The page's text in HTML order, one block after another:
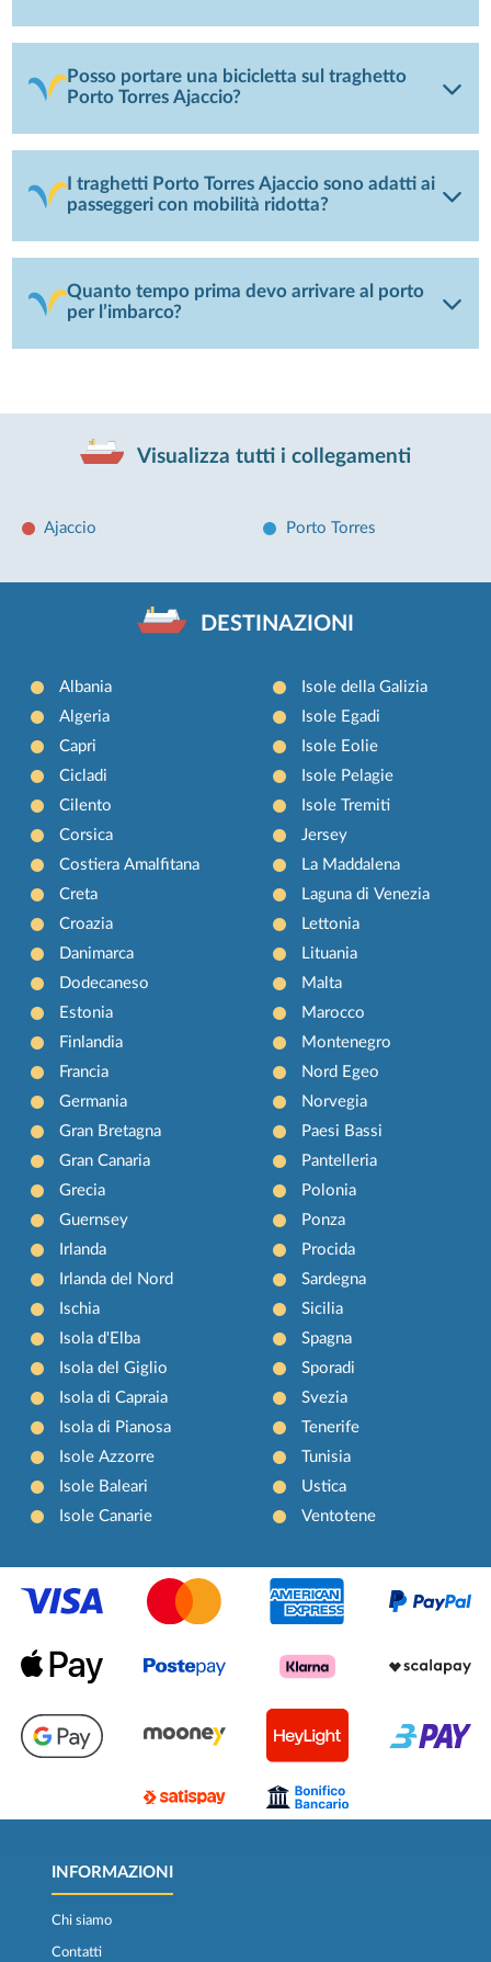
Posso portare una bicicletta sul traghetto
Porto Torres Ajaccio?
I traghetti Porto Torres Ajaccio sono adatti ai
passeggeri con mobilità ridotta?
Quanto tempo prima devo arrivare al porto
per l’imbarco?
Visualizza tutti i collegamenti
Ajaccio Porto Torres
DESTINAZIONI
Albania
Algeria
Capri
Cicladi
Cilento
Corsica
Costiera Amalfitana
Creta
Croazia
Danimarca
Dodecaneso
Estonia
Finlandia
Francia
Germania
Gran Bretagna
Gran Canaria
Grecia
Guernsey
Irlanda
Irlanda del Nord
Ischia
Isola d'Elba
Isola del Giglio
Isola di Capraia
Isola di Pianosa
Isole Azzorre
Isole Baleari
Isole Canarie
Isole della Galizia
Isole Egadi
Isole Eolie
Isole Pelagie
Isole Tremiti
Jersey
La Maddalena
Laguna di Venezia
Lettonia
Lituania
Malta
Marocco
Montenegro
Nord Egeo
Norvegia
Paesi Bassi
Pantelleria
Polonia
Ponza
Procida
Sardegna
Sicilia
Spagna
Sporadi
Svezia
Tenerife
Tunisia
Ustica
Ventotene
INFORMAZIONI
Chi siamo
Contatti